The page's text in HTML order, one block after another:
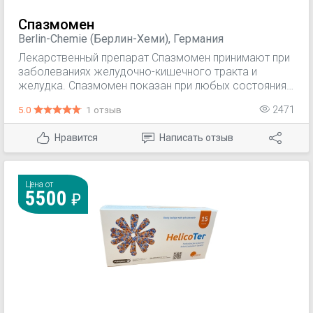
раздражителя. Рабепразол натрия не обладает
антихолинергическими свойствами.
Спазмомен
Berlin-Chemie (Берлин-Хеми), Германия
Лекарственный препарат Спазмомен принимают при
заболеваниях желудочно-кишечного тракта и
желудка. Спазмомен показан при любых состояниях,
интенсивности перистальтики или спазмами
кишечника (синдром раздраженного кишечника
(СРК), абдоминальные боли и вздутие живота,
другие).
5.0 1 отзыв 2471
Нравится Написать отзыв
Цена от
5500